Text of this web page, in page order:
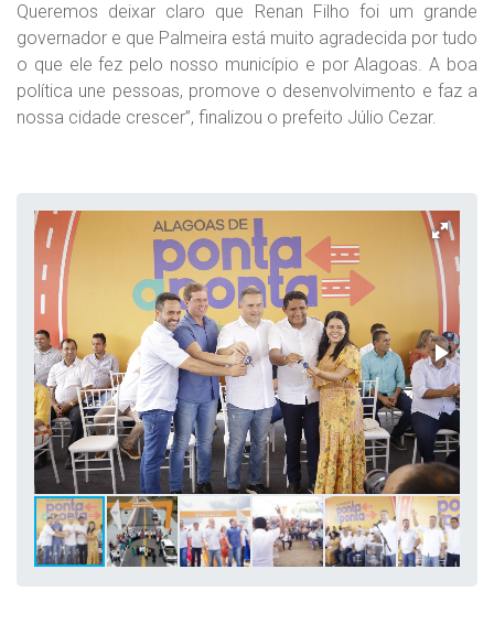
Queremos deixar claro que Renan Filho foi um grande
governador e que Palmeira está muito agradecida por tudo
o que ele fez pelo nosso município e por Alagoas. A boa
política une pessoas, promove o desenvolvimento e faz a
nossa cidade crescer”, finalizou o prefeito Júlio Cezar.